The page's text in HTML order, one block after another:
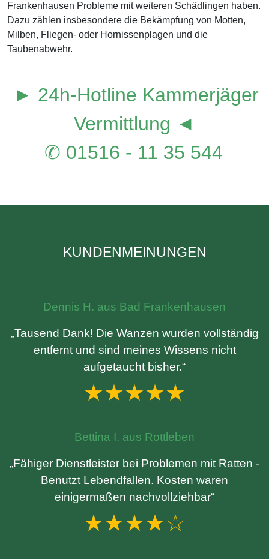
Frankenhausen Probleme mit weiteren Schädlingen haben.
Dazu zählen insbesondere die Bekämpfung von Motten,
Milben, Fliegen- oder Hornissenplagen und die
Taubenabwehr.
► 24h-Hotline Kammerjäger
Vermittlung ◄
✆ 01516 - 11 35 544
KUNDENMEINUNGEN
Dennis H. aus Bad Frankenhausen
„Tausend Dank! Die Wanzen wurden vollständig
entfernt und sind meines Wissens nicht
aufgetaucht bisher.“
★★★★★
Bettina I. aus Rottleben
„Fähiger Dienstleister bei Problemen mit Ratten -
Benutzt Lebendfallen. Kosten waren
einigermaßen nachvollziehbar“
★★★★☆